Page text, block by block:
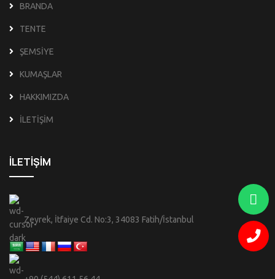
BRANDA
TENTE
ŞEMSİYE
KUMAŞLAR
HAKKIMIZDA
İLETİŞİM
İLETİŞİM
Zeyrek, İtfaiye Cd. No:3, 34083 Fatih/İstanbul